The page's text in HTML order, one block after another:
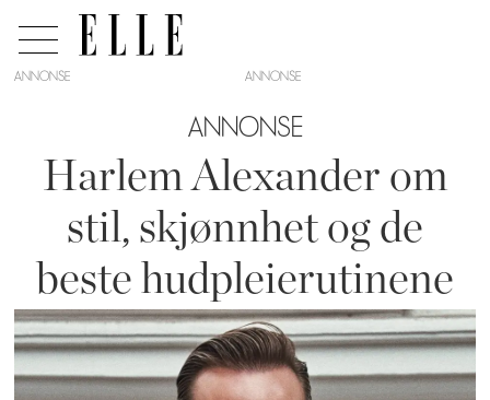
ANNONSE
ANNONSE
Harlem Alexander om
stil, skjønnhet og de
beste hudpleierutinene